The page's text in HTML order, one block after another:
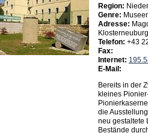
Region:
Genre:
Adresse:
Klosterneuburg
Telefon: +43
Fax:
Internet:
E-Mail:
Bereits in der
kleines
die
neu gestaltete
Bestände